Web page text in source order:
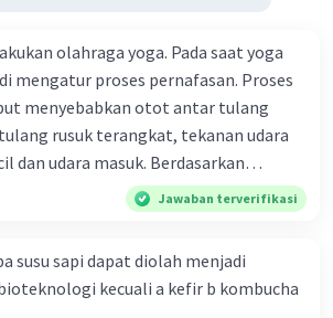
olahraga yoga. Pada saat yoga
mengatur proses pernafasan. Proses
menyebabkan otot antar tulang
rusuk terangkat, tekanan udara
dan udara masuk. Berdasarkan
dapat disimpulkan bahwa Rendi
proses pernafasan....
Jawaban terverifikasi
susu sapi dapat diolah menjadi
kecuali a kefir b kombucha